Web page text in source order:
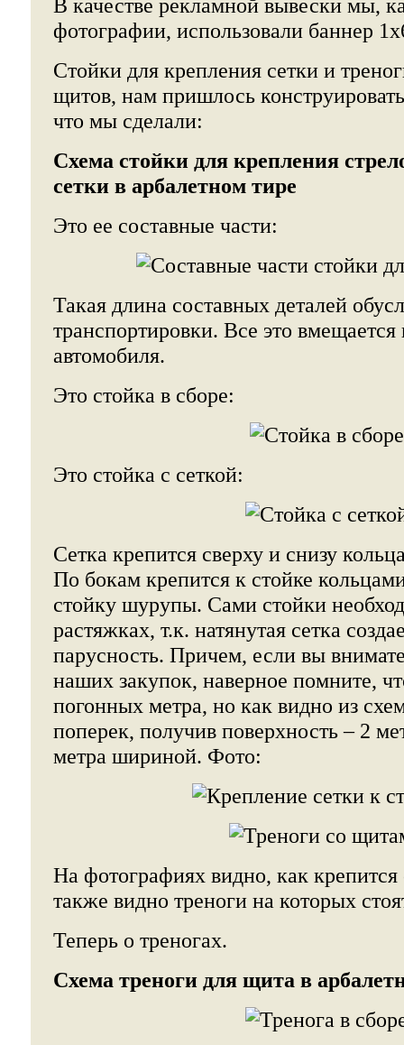
фотографии, использовали баннер
Стойки для крепления сетки и
щитов, нам пришлось
что мы сделали:
Схема стойки для крепления
сетки в арбалетном тире
Это ее составные части:
Такая длина составных деталей
транспортировки. Все это
автомобиля.
Это стойка в сборе:
Это стойка с сеткой:
Сетка крепится сверху и снизу
По бокам крепится к стойке
стойку шурупы. Сами стойки
растяжках, т.к. натянутая сетка
парусность. Причем, если вы
наших закупок, наверное помните,
погонных метра, но как видно из
поперек, получив поверхность – 2
метра шириной. Фото:
На фотографиях видно, как крепится
также видно треноги на которых
Теперь о треногах.
Схема треноги для щита в